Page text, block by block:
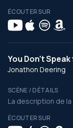
ÉCOUTER SUR
You Don't
Jonathon Deering
SCÈNE / DÉTAILS
La description de
ÉCOUTER SUR